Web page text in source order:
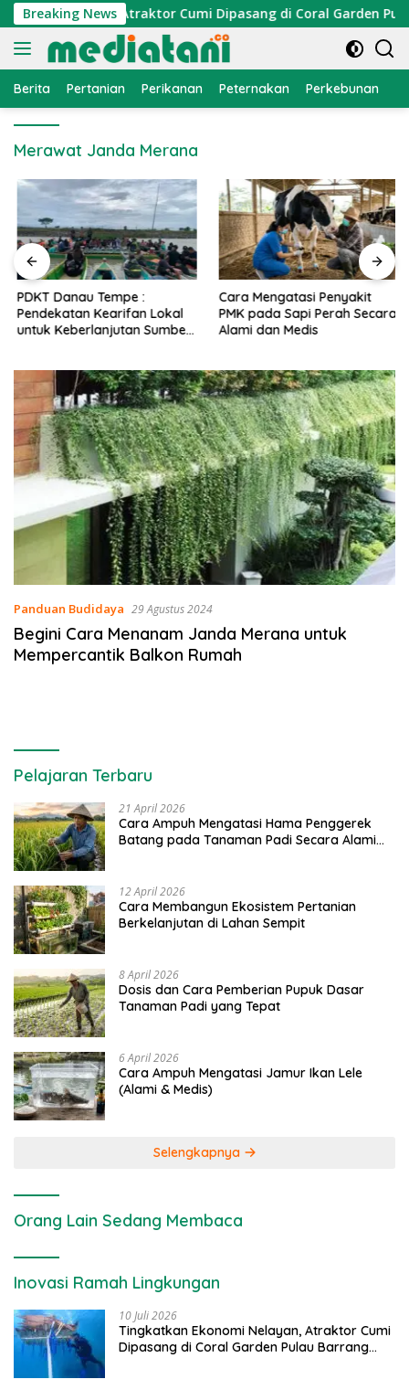
Langsung
ke
konten
Breaking News
Nelayan, Atraktor Cumi Dipasang di Coral Garden Pulau
Berita Pertanian Perikanan Peternakan Perkebunan
Merawat Janda Merana
PDKT Danau Tempe :
Pendekatan Kearifan Lokal
untuk Keberlanjutan Sumber
Cara Mengatasi Penyakit
PMK pada Sapi Perah Secara
Alami dan Medis
Panduan Budidaya 29 Agustus 2024
Begini Cara Menanam Janda Merana untuk
Mempercantik Balkon Rumah
Pelajaran Terbaru
21 April 2026
Cara Ampuh Mengatasi Hama Penggerek
Batang pada Tanaman Padi Secara Alami
12 April 2026
Cara Membangun Ekosistem Pertanian
Berkelanjutan di Lahan Sempit
8 April 2026
Dosis dan Cara Pemberian Pupuk Dasar
Tanaman Padi yang Tepat
6 April 2026
Cara Ampuh Mengatasi Jamur Ikan Lele
(Alami & Medis)
Selengkapnya
Orang Lain Sedang Membaca
Inovasi Ramah Lingkungan
10 Juli 2026
Tingkatkan Ekonomi Nelayan, Atraktor Cumi
Dipasang di Coral Garden Pulau Barrang